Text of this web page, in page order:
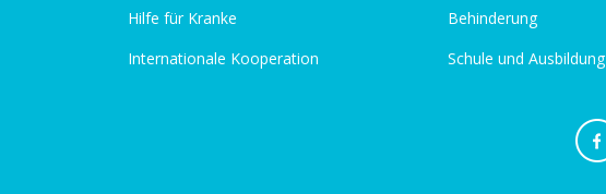
Hilfe für Kranke
Internationale Kooperation
Behinderung
Schule und Ausbildung